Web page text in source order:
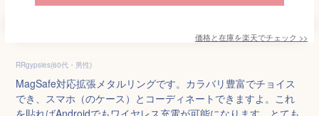
価格と在庫を楽天でチェック >>
RRgypsies(60代・男性)
MagSafe対応拡張メタルリングです。カラバリ豊富でチョイス
でき、スマホ（のケース）とコーディネートできますよ。これ
を貼ればAndroidでもワイヤレス充電が可能になります。とても